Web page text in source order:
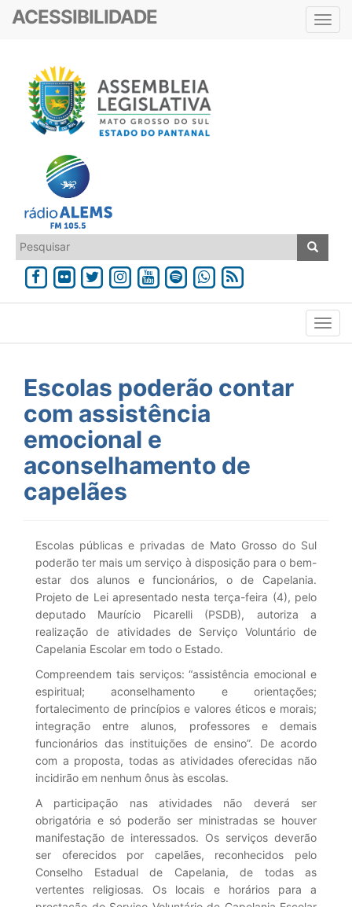
ACESSIBILIDADE
Escolas poderão contar
com assistência
emocional e
aconselhamento de
capelães
Escolas públicas e privadas de Mato Grosso do Sul
poderão ter mais um serviço à disposição para o bem-
estar dos alunos e funcionários, o de Capelania.
Projeto de Lei apresentado nesta terça-feira (4), pelo
deputado Maurício Picarelli (PSDB), autoriza a
realização de atividades de Serviço Voluntário de
Capelania Escolar em todo o Estado.
Compreendem tais serviços: “assistência emocional e
espiritual; aconselhamento e orientações;
fortalecimento de princípios e valores éticos e morais;
integração entre alunos, professores e demais
funcionários das instituições de ensino”. De acordo
com a proposta, todas as atividades oferecidas não
incidirão em nenhum ônus às escolas.
A participação nas atividades não deverá ser
obrigatória e só poderão ser ministradas se houver
manifestação de interessados. Os serviços deverão
ser oferecidos por capelães, reconhecidos pelo
Conselho Estadual de Capelania, de todas as
vertentes religiosas. Os locais e horários para a